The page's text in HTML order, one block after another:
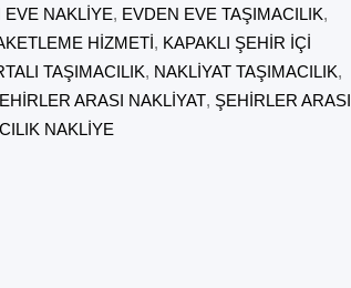
EVE NAKLIYE, EVDEN EVE TAŞIMACILIK
HIZMETI, KAPAKLI ŞEHIR IÇI
TAŞIMACILIK, NAKLIYAT TAŞIMACILIK
ARASI NAKLIYAT, ŞEHIRLER ARASI
NAKLIYE